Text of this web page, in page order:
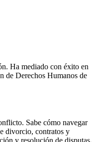
Ha mediado con éxito en
de Derechos Humanos de
Sabe cómo navegar
divorcio, contratos y
y resolución de disputas.